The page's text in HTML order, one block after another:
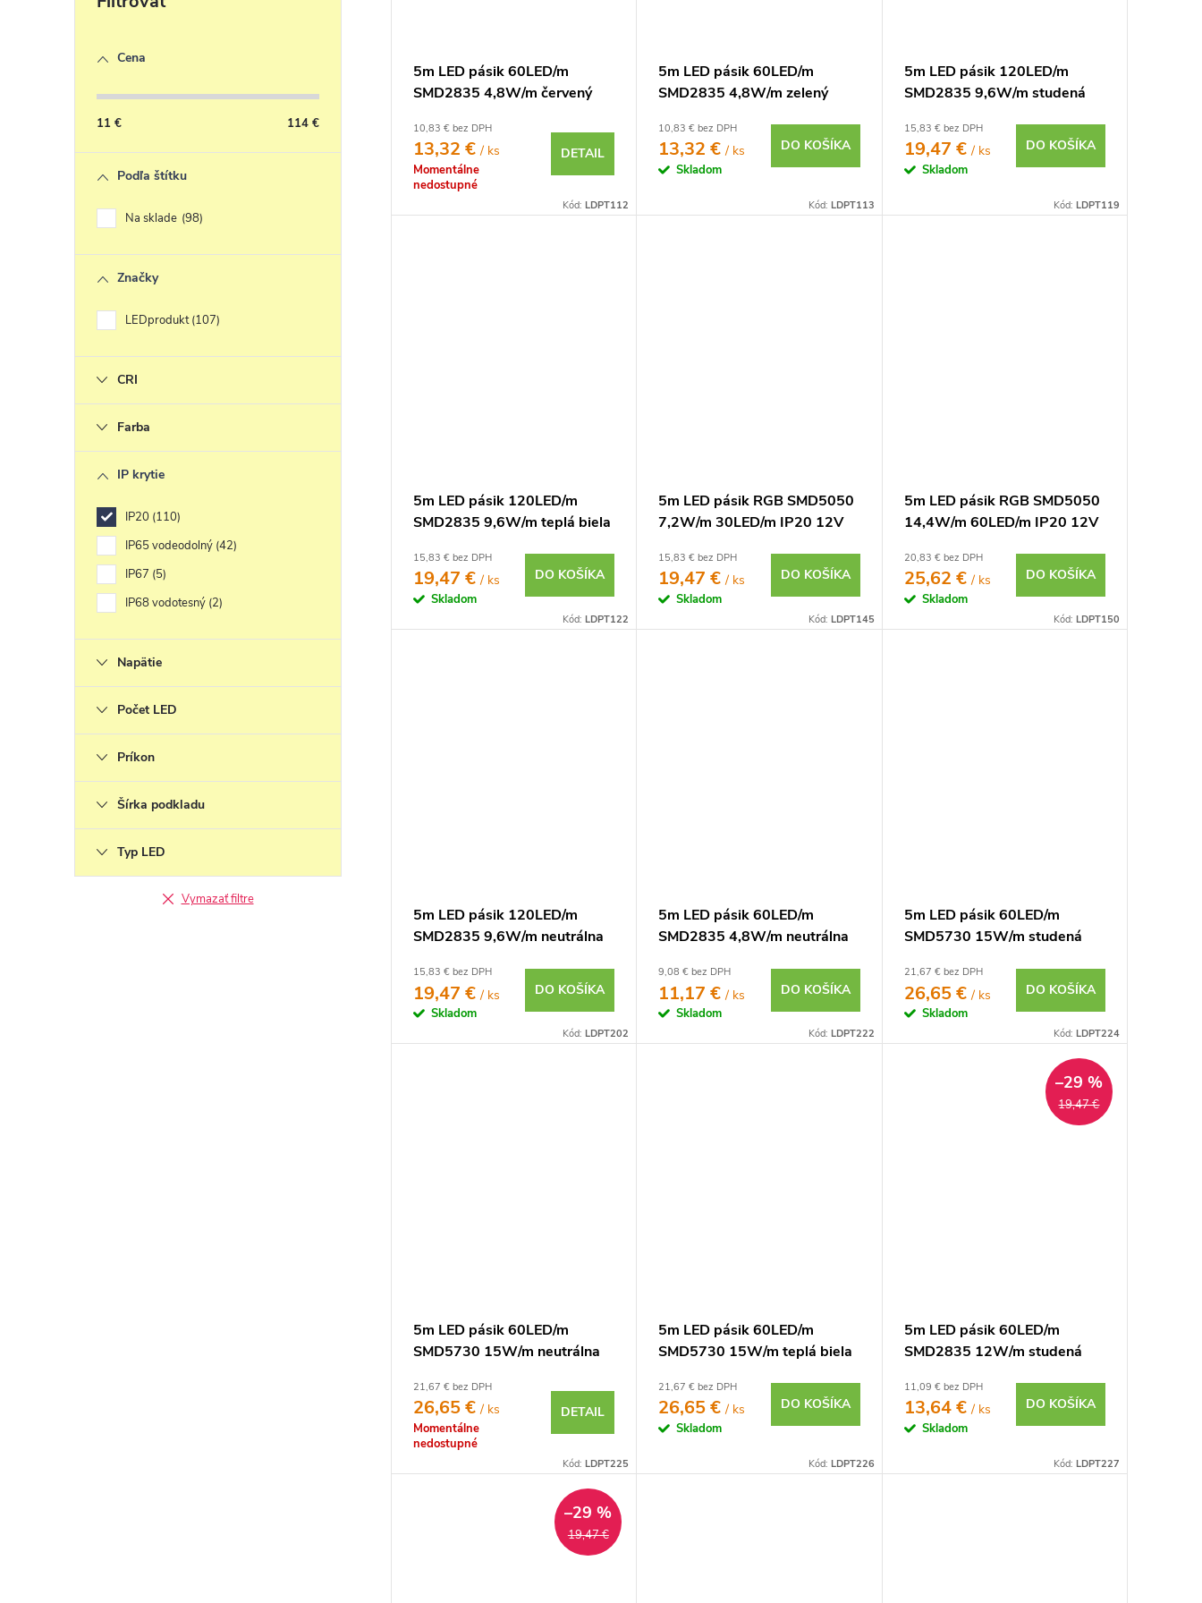
Cena
11 € 114 €
Podľa štítku
Na sklade 98
Značky
LEDprodukt 107
CRI
Farba
IP krytie
IP20 110
IP65 vodeodolný 42
IP67 5
IP68 vodotesný 2
Napätie
Počet LED
Príkon
Šírka podkladu
Typ LED
Vymazať filtre
5m LED pásik 60LED/m
SMD2835 4,8W/m červený
10,83 € bez DPH
13,32 €/ ks
Momentálne
nedostupné
DETAIL
Kód:LDPT112
5m LED pásik 60LED/m
SMD2835 4,8W/m zelený
10,83 € bez DPH
13,32 €/ ks
Skladom
DO KOŠÍKA
Kód: LDPT113
5m LED pásik 120LED/m
SMD2835 9,6W/m studená
15,83 € bez DPH
19,47 €/ ks
Skladom
DO KOŠÍKA
Kód: LDPT119
5m LED pásik 120LED/m
SMD2835 9,6W/m teplá biela
15,83 € bez DPH
19,47 €/ ks
Skladom
DO KOŠÍKA
Kód:LDPT122
5m LED pásik RGB SMD5050
7,2W/m 30LED/m IP20 12V
15,83 € bez DPH
19,47 €/ ks
Skladom
DO KOŠÍKA
Kód: LDPT145
5m LED pásik RGB SMD5050
14,4W/m 60LED/m IP20 12V
20,83 € bez DPH
25,62 €/ ks
Skladom
DO KOŠÍKA
Kód: LDPT150
5m LED pásik 120LED/m
SMD2835 9,6W/m neutrálna
15,83 € bez DPH
19,47 €/ ks
Skladom
DO KOŠÍKA
Kód:LDPT202
5m LED pásik 60LED/m
SMD2835 4,8W/m neutrálna
9,08 € bez DPH
11,17 €/ ks
Skladom
DO KOŠÍKA
Kód: LDPT222
5m LED pásik 60LED/m
SMD5730 15W/m studená
21,67 € bez DPH
26,65 €/ ks
Skladom
DO KOŠÍKA
Kód: LDPT224
5m LED pásik 60LED/m
SMD5730 15W/m neutrálna
21,67 € bez DPH
26,65 €/ ks
Momentálne
nedostupné
DETAIL
Kód:LDPT225
5m LED pásik 60LED/m
SMD5730 15W/m teplá biela
21,67 € bez DPH
26,65 €/ ks
Skladom
DO KOŠÍKA
Kód: LDPT226
19,47 €
–29 %
5m LED pásik 60LED/m
SMD2835 12W/m studená
11,09 € bez DPH
13,64 €/ ks
Skladom
DO KOŠÍKA
Kód: LDPT227
19,47 €
–29 %